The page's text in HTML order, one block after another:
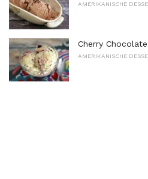
AMERIKANISCHE
Cherry
AMERIKANISCHE